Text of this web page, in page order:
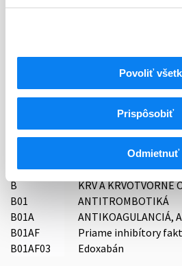
Povoliť
Prispôsobiť
Odmietnuť
STADA Arzneimittel AG, Nemecko
16 - ANTICOAGULANTIA
ATC
B
KRV A KRVOTVORNÉ
B01
ANTITROMBOTIKÁ
B01A
ANTIKOAGULANCIÁ,
B01AF
Priame inhibítory
B01AF03
Edoxabán